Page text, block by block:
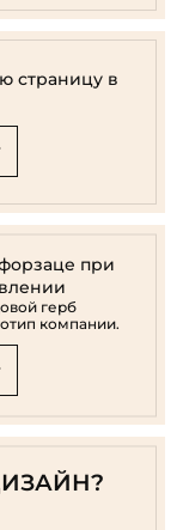
страницу в
при
герб
компании.